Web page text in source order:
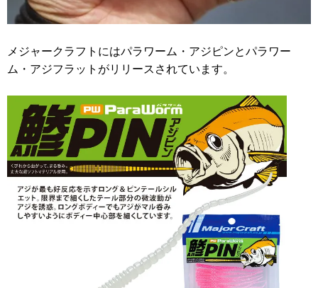
メジャークラフトにはパラワーム・アジピンとパラワー
ム・アジフラットがリリースされています。